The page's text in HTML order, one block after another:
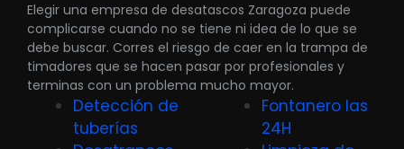
Elegir una empresa de desatascos Zaragoza puede
complicarse cuando no se tiene ni idea de lo que se
debe buscar. Corres el riesgo de caer en la trampa de
timadores que se hacen pasar por profesionales y
terminas con un problema mucho mayor.
Detección de
tuberías
Fontanero las
24H